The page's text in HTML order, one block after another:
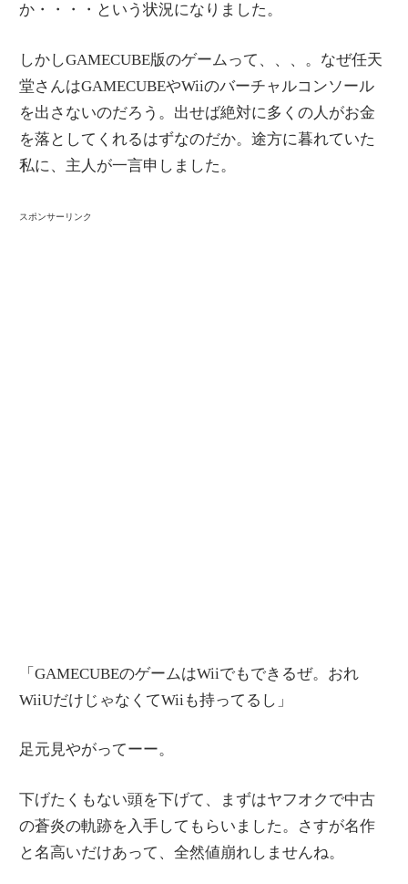
か・・・・という状況になりました。
しかしGAMECUBE版のゲームって、、、。なぜ任天
堂さんはGAMECUBEやWiiのバーチャルコンソール
を出さないのだろう。出せば絶対に多くの人がお金
を落としてくれるはずなのだか。途方に暮れていた
私に、主人が一言申しました。
スポンサーリンク
「GAMECUBEのゲームはWiiでもできるぜ。おれ
WiiUだけじゃなくてWiiも持ってるし」
足元見やがってーー。
下げたくもない頭を下げて、まずはヤフオクで中古
の蒼炎の軌跡を入手してもらいました。さすが名作
と名高いだけあって、全然値崩れしませんね。